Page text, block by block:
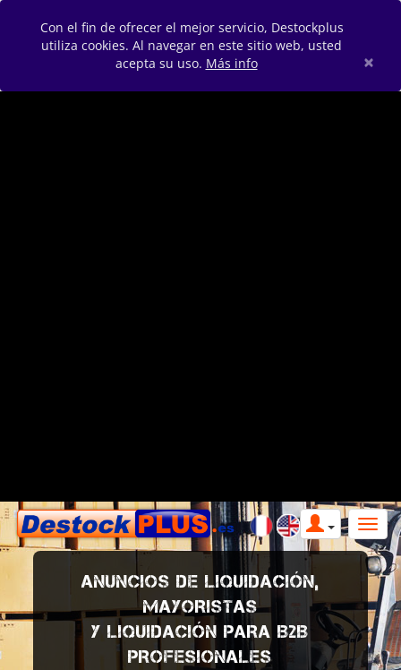
Con el fin de ofrecer el mejor servicio, Destockplus
utiliza cookies. Al navegar en este sitio web, usted
acepta su uso. Más info ×
ANUNCIOS DE LIQUIDACIÓN,
MAYORISTAS
Y LIQUIDACIÓN PARA B2B
PROFESIONALES